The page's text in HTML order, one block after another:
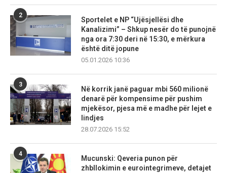
2
Sportelet e NP “Ujësjellësi dhe
Kanalizimi” – Shkup nesër do të punojnë
nga ora 7:30 deri në 15:30, e mërkura
është ditë jopune
05.01.2026 10:36
3
Në korrik janë paguar mbi 560 milionë
denarë për kompensime për pushim
mjekësor, pjesa më e madhe për lejet e
lindjes
28.07.2026 15:52
4
Mucunski: Qeveria punon për
zhbllokimin e eurointegrimeve, detajet